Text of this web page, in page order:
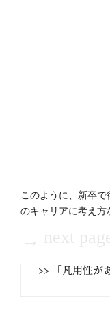
このように、新卒
のキャリアに考え方
>> 「凡用性が